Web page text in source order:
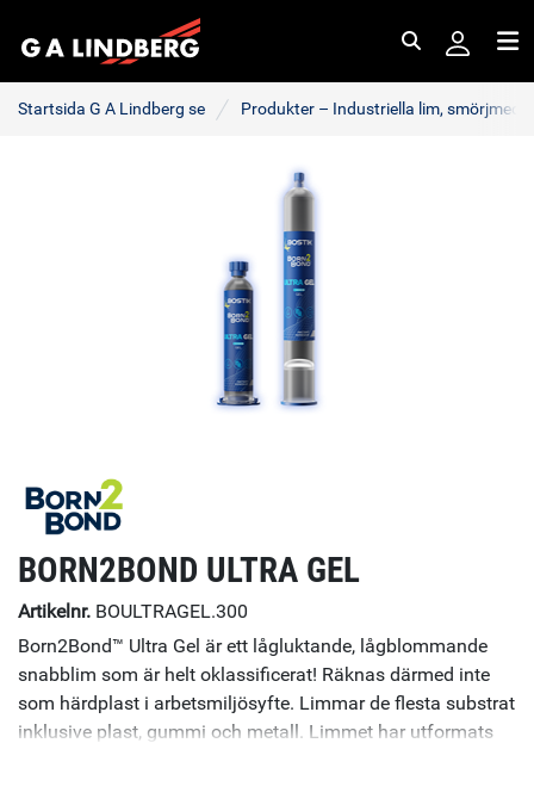
Startsida G A Lindberg se Produkter – Industriella lim,
BORN2BOND ULTRA GEL
Artikelnr. BOULTRAGEL.300
Born2Bond™ Ultra Gel är ett lågluktande, lågblommande
snabblim som är helt oklassificerat! Räknas därmed inte
som härdplast i arbetsmiljösyfte. Limmar de flesta substrat
inklusive plast, gummi och metall. Limmet har utformats